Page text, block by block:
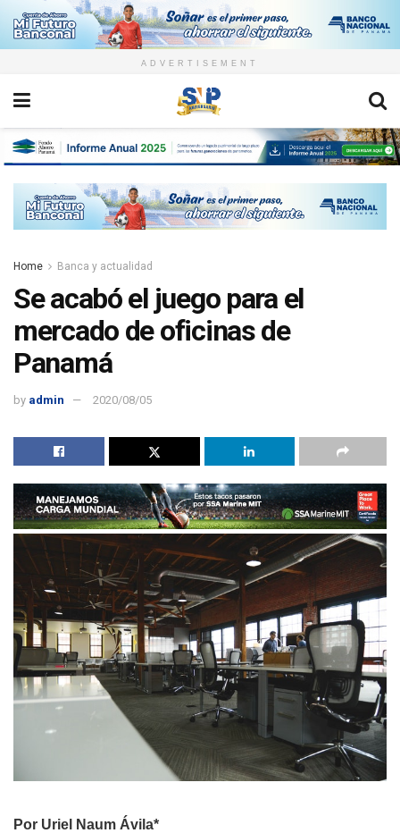
ADVERTISEMENT
Home Banca y actualidad
Se acabó el juego para el
mercado de oficinas de
Panamá
by admin 2020/08/05
Por Uriel Naum Ávila*